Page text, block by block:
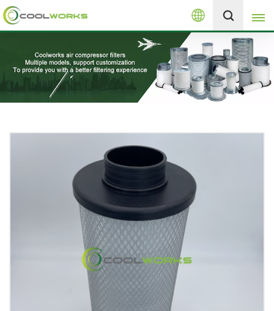
العربية
English
español
العربية
русский
Melayu
+8613525046291